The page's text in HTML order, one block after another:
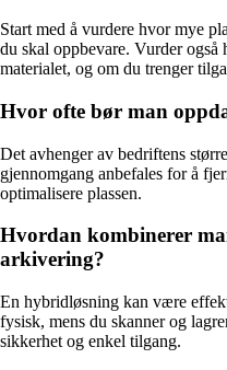
Start med å vurdere hvor mye
du skal oppbevare. Vurder
materialet, og om du trenger
Hvor ofte bør man
Det avhenger av bedriftens
gjennomgang anbefales for å
optimalisere plassen.
Hvordan kombinerer
arkivering?
En hybridløsning kan være
fysisk, mens du skanner og
sikkerhet og enkel tilgang.